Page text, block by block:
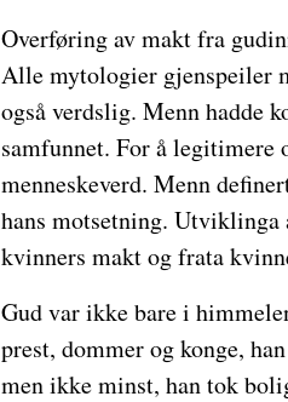
Overføring av makt fra
Alle mytologier gjenspeiler
også verdslig. Menn hadde
samfunnet. For å
menneskeverd. Menn
hans motsetning. Utviklinga
kvinners makt og frata
Gud var ikke bare i
prest, dommer og konge,
men ikke minst, han tok